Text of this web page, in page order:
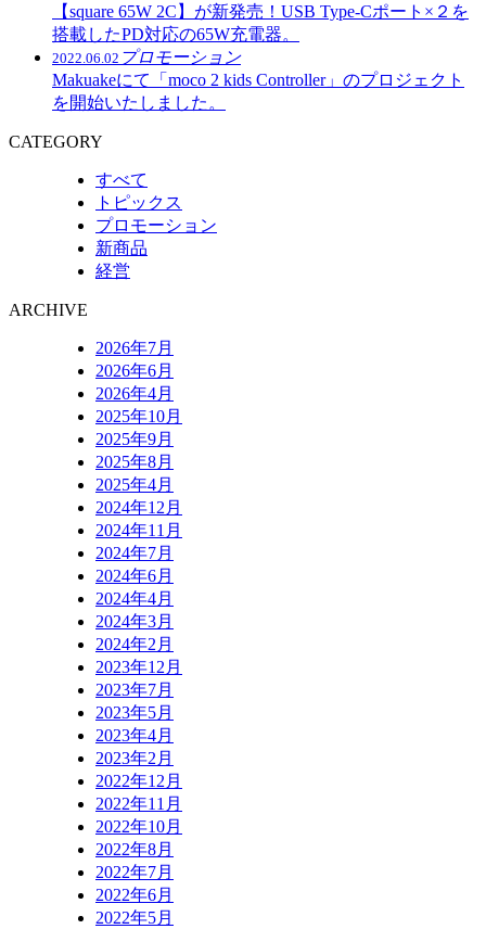
【square 65W 2C】が新発売！USB Type-Cポート×２を
搭載したPD対応の65W充電器。
2022.06.02 プロモーション
Makuakeにて「moco 2 kids Controller」のプロジェクト
を開始いたしました。
CATEGORY
すべて
トピックス
プロモーション
新商品
経営
ARCHIVE
2026年7月
2026年6月
2026年4月
2025年10月
2025年9月
2025年8月
2025年4月
2024年12月
2024年11月
2024年7月
2024年6月
2024年4月
2024年3月
2024年2月
2023年12月
2023年7月
2023年5月
2023年4月
2023年2月
2022年12月
2022年11月
2022年10月
2022年8月
2022年7月
2022年6月
2022年5月